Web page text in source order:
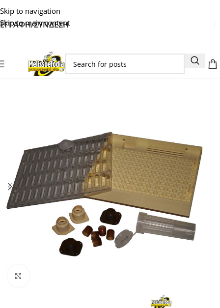
Skip to navigation
Skip to main content
ΕΓΓΑΦΗ/ΣΥΝΔΕΣΗ